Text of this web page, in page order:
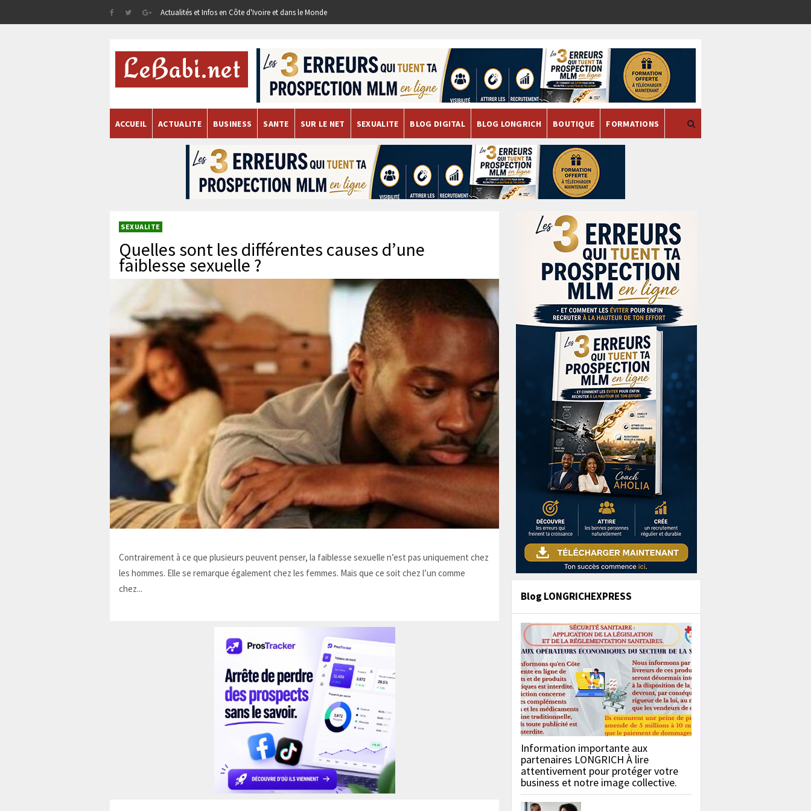
Actualités et Infos en Côte d'Ivoire et dans le Monde
ACCUEIL ACTUALITE BUSINESS SANTE SUR LE NET SEXUALITE BLOG DIGITAL BLOG LONGRICH BOUTIQUE FORMATIONS
SEXUALITE
Quelles sont les différentes causes d’une
faiblesse sexuelle ?
Contrairement à ce que plusieurs peuvent penser, la faiblesse sexuelle n’est pas uniquement chez
les hommes. Elle se remarque également chez les femmes. Mais que ce soit chez l’un comme
chez...
Blog LONGRICHEXPRESS
Information importante aux
partenaires LONGRICH À lire
attentivement pour protéger votre
business et notre image collective.